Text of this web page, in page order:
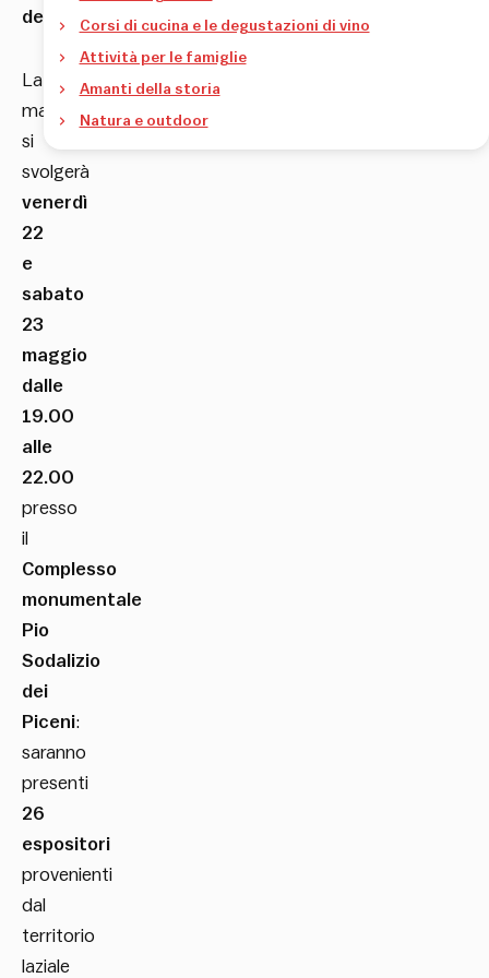
dell’Unesco
La
manifestazione
si
svolgerà
venerdì
22
e
sabato
23
maggio
dalle
19.00
alle
22.00
presso
il
Complesso
monumentale
Pio
Sodalizio
dei
Piceni:
saranno
presenti
26
espositori
provenienti
dal
territorio
laziale
Corsi di cucina e le degustazioni di vino
Attività per le famiglie
Amanti della storia
Natura e outdoor